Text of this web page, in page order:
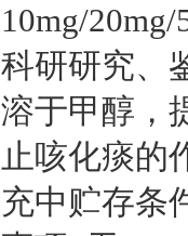
10mg/
科研研究、
溶于甲醇，
止咳化痰的
充中贮存条